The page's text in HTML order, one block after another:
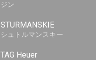
ジン
STURMANSKIE
シュトルマンスキー
TAG Heuer